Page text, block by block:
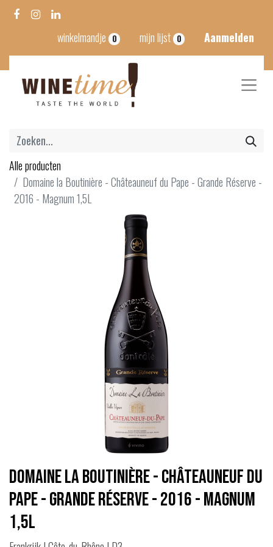
winkelmandje 0 mijn lijst 0 Aanmelden
Alle producten
Domaine la Boutinière - Châteauneuf du Pape - Grande Réserve -
2016 - Magnum 1,5L
Domaine la Boutinière - Châteauneuf du
Pape - Grande Réserve - 2016 - Magnum
1,5L